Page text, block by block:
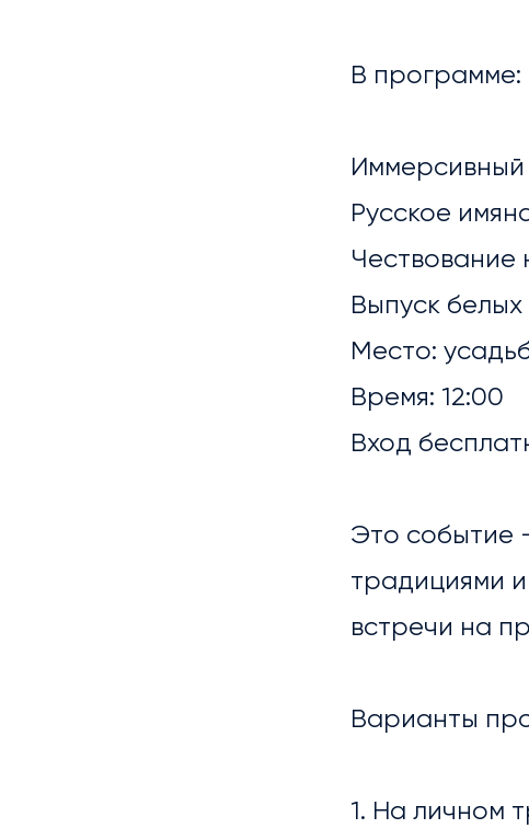
В программе:
Иммерсивный
Русское
Чествование
Выпуск
Место:
Время: 12:00
Вход
Это событие
традициями
встречи на
Варианты
1. На личном